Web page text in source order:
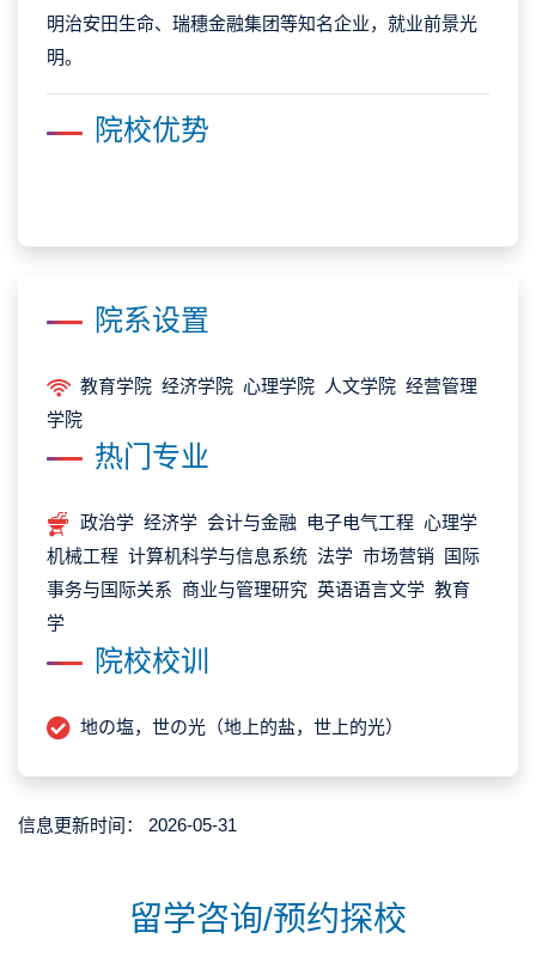
明治安田生命、瑞穗金融集团等知名企业，就业前景光
明。
院校优势
院系设置
教育学院 经济学院 心理学院 人文学院 经营管理
学院
热门专业
政治学 经济学 会计与金融 电子电气工程 心理学
机械工程 计算机科学与信息系统 法学 市场营销 国际
事务与国际关系 商业与管理研究 英语语言文学 教育
学
院校校训
地の塩，世の光（地上的盐，世上的光）
信息更新时间： 2026-05-31
留学咨询/预约探校